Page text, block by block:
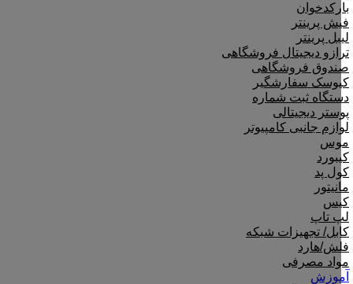
بارکدخوان
فیش پرینتر
لیبل پرینتر
ترازو دیجیتال فروشگاهی
صندوق فروشگاهی
کیوسک سفارشگیر
دستگاه ثبت شماره
پوستر دیجیتالی
لوازم جانبی کامپیوتر
موس
کیبورد
کول پد
مانیتور
کیس
لپ تاپ
کابل/ تجهیزات شبکه
فلش/هارد
مواد مصرفی
آموزش